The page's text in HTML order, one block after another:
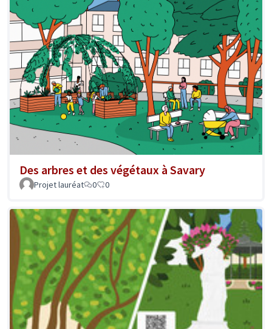
Des arbres et des végétaux à Savary
Projet lauréat 0 0